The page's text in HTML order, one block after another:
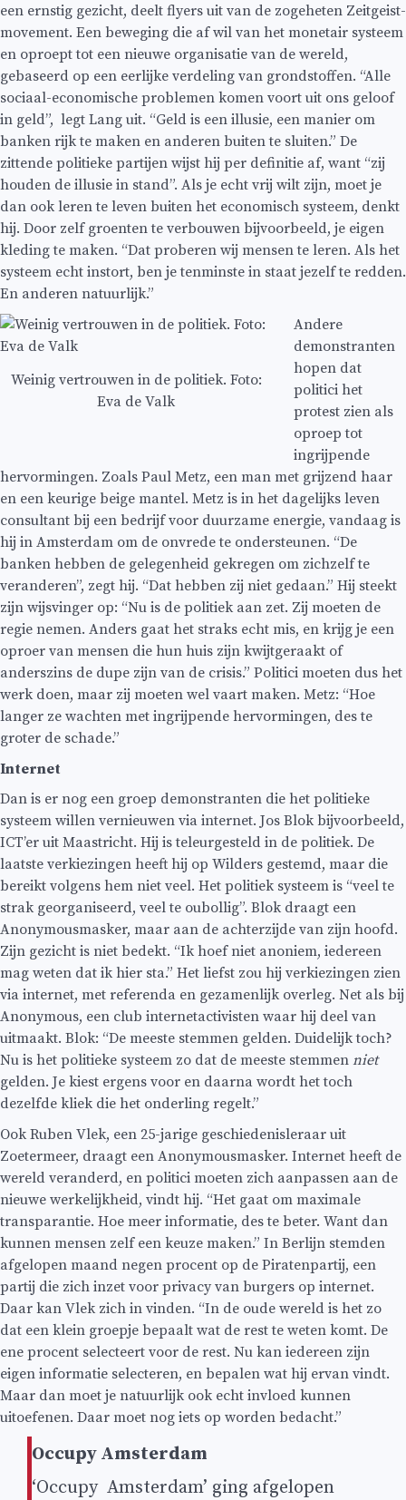
een ernstig gezicht, deelt flyers uit van de zogeheten Zeitgeist-
movement. Een beweging die af wil van het monetair systeem
en oproept tot een nieuwe organisatie van de wereld,
gebaseerd op een eerlijke verdeling van grondstoffen. “Alle
sociaal-economische problemen komen voort uit ons geloof
in geld”, legt Lang uit. “Geld is een illusie, een manier om
banken rijk te maken en anderen buiten te sluiten.” De
zittende politieke partijen wijst hij per definitie af, want “zij
houden de illusie in stand”. Als je echt vrij wilt zijn, moet je
dan ook leren te leven buiten het economisch systeem, denkt
hij. Door zelf groenten te verbouwen bijvoorbeeld, je eigen
kleding te maken. “Dat proberen wij mensen te leren. Als het
systeem echt instort, ben je tenminste in staat jezelf te redden.
En anderen natuurlijk.”
Weinig vertrouwen in de politiek. Foto:
Eva de Valk
Andere
demonstranten
hopen dat
politici het
protest zien als
oproep tot
ingrijpende
hervormingen. Zoals Paul Metz, een man met grijzend haar
en een keurige beige mantel. Metz is in het dagelijks leven
consultant bij een bedrijf voor duurzame energie, vandaag is
hij in Amsterdam om de onvrede te ondersteunen. “De
banken hebben de gelegenheid gekregen om zichzelf te
veranderen”, zegt hij. “Dat hebben zij niet gedaan.” Hij steekt
zijn wijsvinger op: “Nu is de politiek aan zet. Zij moeten de
regie nemen. Anders gaat het straks echt mis, en krijg je een
oproer van mensen die hun huis zijn kwijtgeraakt of
anderszins de dupe zijn van de crisis.” Politici moeten dus het
werk doen, maar zij moeten wel vaart maken. Metz: “Hoe
langer ze wachten met ingrijpende hervormingen, des te
groter de schade.”
Internet
Dan is er nog een groep demonstranten die het politieke
systeem willen vernieuwen via internet. Jos Blok bijvoorbeeld,
ICT’er uit Maastricht. Hij is teleurgesteld in de politiek. De
laatste verkiezingen heeft hij op Wilders gestemd, maar die
bereikt volgens hem niet veel. Het politiek systeem is “veel te
strak georganiseerd, veel te oubollig”. Blok draagt een
Anonymousmasker, maar aan de achterzijde van zijn hoofd.
Zijn gezicht is niet bedekt. “Ik hoef niet anoniem, iedereen
mag weten dat ik hier sta.” Het liefst zou hij verkiezingen zien
via internet, met referenda en gezamenlijk overleg. Net als bij
Anonymous, een club internetactivisten waar hij deel van
uitmaakt. Blok: “De meeste stemmen gelden. Duidelijk toch?
Nu is het politieke systeem zo dat de meeste stemmen niet
gelden. Je kiest ergens voor en daarna wordt het toch
dezelfde kliek die het onderling regelt.”
Ook Ruben Vlek, een 25-jarige geschiedenisleraar uit
Zoetermeer, draagt een Anonymousmasker. Internet heeft de
wereld veranderd, en politici moeten zich aanpassen aan de
nieuwe werkelijkheid, vindt hij. “Het gaat om maximale
transparantie. Hoe meer informatie, des te beter. Want dan
kunnen mensen zelf een keuze maken.” In Berlijn stemden
afgelopen maand negen procent op de Piratenpartij, een
partij die zich inzet voor privacy van burgers op internet.
Daar kan Vlek zich in vinden. “In de oude wereld is het zo
dat een klein groepje bepaalt wat de rest te weten komt. De
ene procent selecteert voor de rest. Nu kan iedereen zijn
eigen informatie selecteren, en bepalen wat hij ervan vindt.
Maar dan moet je natuurlijk ook echt invloed kunnen
uitoefenen. Daar moet nog iets op worden bedacht.”
Occupy Amsterdam
‘Occupy Amsterdam’ ging afgelopen